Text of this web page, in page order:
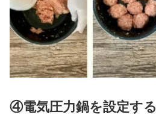
④電気圧力鍋を設定する